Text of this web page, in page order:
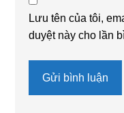
Lưu tên của tôi,
duyệt này cho lần